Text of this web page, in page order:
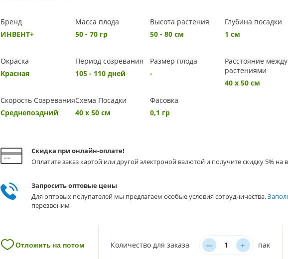
Бренд
ИНВЕНТ+
Масса плода
50 - 70 гр
Высота растения
50 - 80 см
Глубина посадки
1 см
Окраска
Красная
Период созревания
105 - 110 дней
Размер плода
-
Расстояние между
растениями
40 х 50 см
Скорость Созревания
Среднепоздний
Схема Посадки
40 х 50 см
Фасовка
0,1 гр
Скидка при онлайн-оплате!
Оплатите заказ картой или другой электроной валютой и получите скидку 5% на
Запросить оптовые цены
Для оптовых полупателей мы предлагаем особые условия сотрудничества.
перезвоним
Отложить на потом Количество для заказа – ﹢ пак